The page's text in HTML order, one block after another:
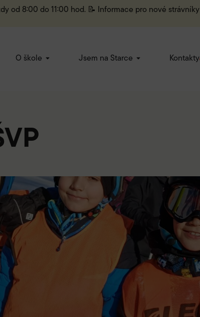
od 8:00 do 11:00 hod. 📝 Informace pro nové strávníky
O škole Jsem na Starce Kontakty